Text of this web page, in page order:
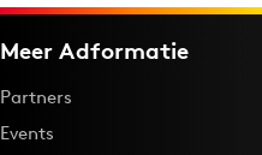
Meer Adformatie
Partners
Events